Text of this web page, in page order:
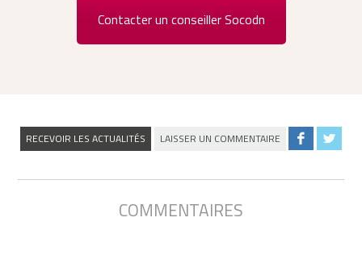
Contacter un conseiller Socodn
RECEVOIR LES ACTUALITÉS LAISSER UN COMMENTAIRE
COMMENTAIRES